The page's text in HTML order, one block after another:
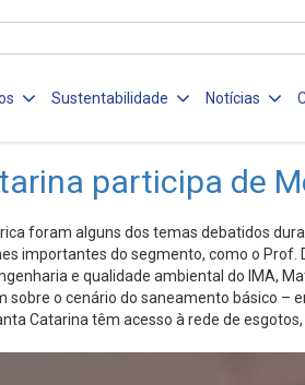
Sustentabilidade Notícias
participa de
foram alguns dos temas debatidos
importantes do segmento, como o
e qualidade ambiental do IMA,
o cenário do saneamento básico
Catarina têm acesso à rede de